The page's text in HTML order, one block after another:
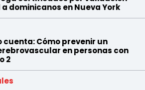
dominicanos en Nueva York
cuenta: Cómo prevenir un
en personas con
2